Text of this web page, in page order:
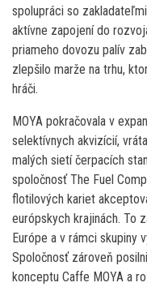
spolupráci so
aktívne zapojení do
priameho dovozu palív
zlepšilo marže na trhu,
hráči.
MOYA pokračovala v
selektívnych akvizícií,
malých sietí čerpacích
spoločnosť The Fuel
flotilových kariet
európskych krajinách. To
Európe a v rámci skupiny
Spoločnosť zároveň
konceptu Caffe MOYA a